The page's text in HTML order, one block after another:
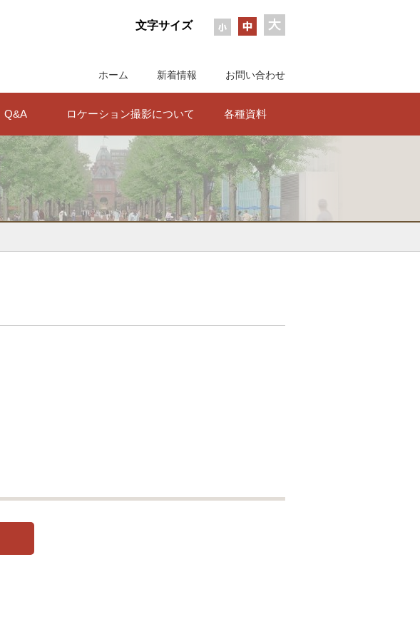
文字サイズ
ホーム 新着情報 お問い合わせ
Q&A ロケーション撮影について 各種資料